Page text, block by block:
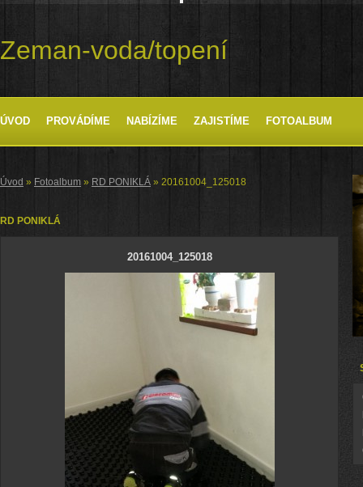
Zeman-voda/topení
ÚVOD PROVÁDÍME NABÍZÍME ZAJISTÍME FOTOALBUM
Úvod » Fotoalbum » RD PONIKLÁ » 20161004_125018
RD PONIKLÁ
20161004_125018